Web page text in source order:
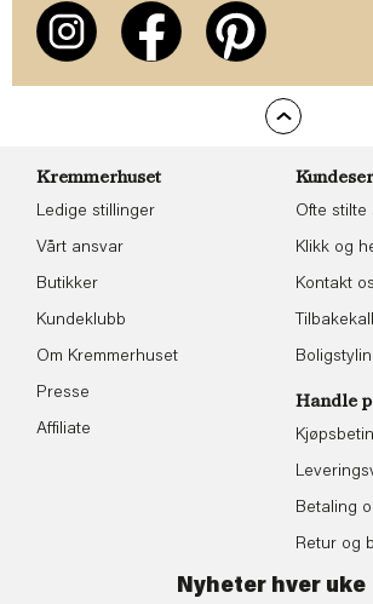
Kremmerhuset
Ledige stillinger
Vårt ansvar
Butikker
Kundeklubb
Om Kremmerhuset
Presse
Affiliate
Ofte stilte
Klikk og
Kontakt
Handle
Betaling
Retur og
Nyheter hver uke